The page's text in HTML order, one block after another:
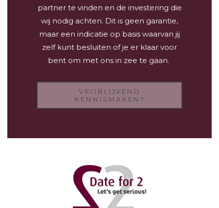
partner te vinden en de investering die
wij nodig achten. Dit is geen garantie,
maar een indicatie op basis waarvan jij
zelf kunt besluiten of je er klaar voor
bent om met ons in zee te gaan.
VRIJBLIJVEND
KENNISMAKEN?